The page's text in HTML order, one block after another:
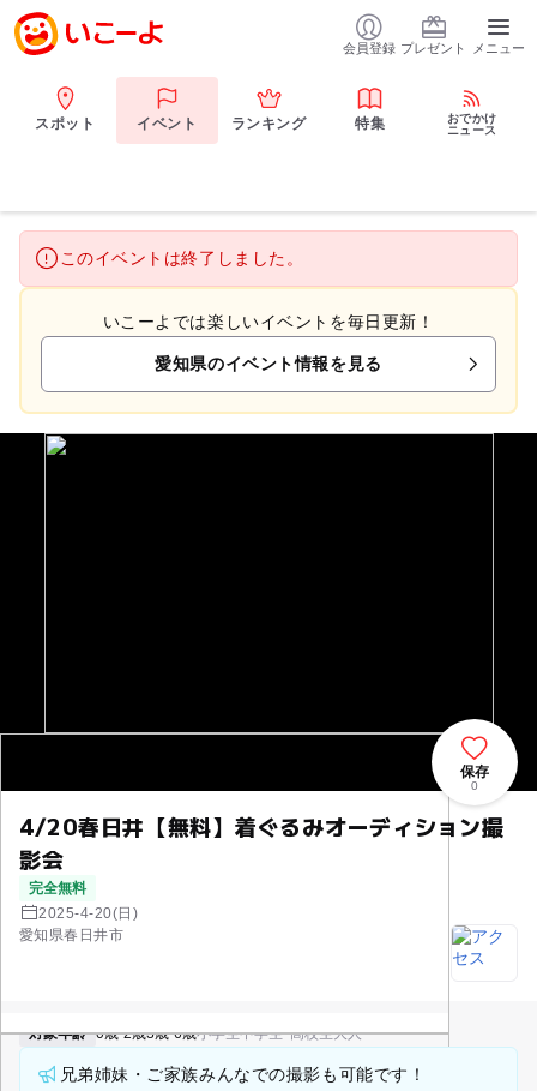
会員登録 プレゼント メニュー
スポット イベント ランキング 特集
おでかけ
ニュース
このイベントは終了しました。
いこーよでは楽しいイベントを毎日更新！
愛知県のイベント情報を見る
4/20春日井【無料】着ぐるみオーディション撮
影会
完全無料
2025-4-20(日)
愛知県春日井市
保存
0
対象年齢 0歳-2歳3歳-6歳小学生中学生･高校生大人
兄弟姉妹・ご家族みんなでの撮影も可能です！